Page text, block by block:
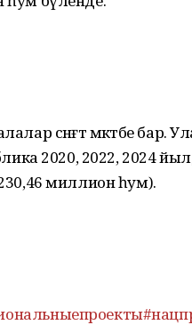
сәнғәт мәктәбе
2020, 2022, 2024
миллион һум).